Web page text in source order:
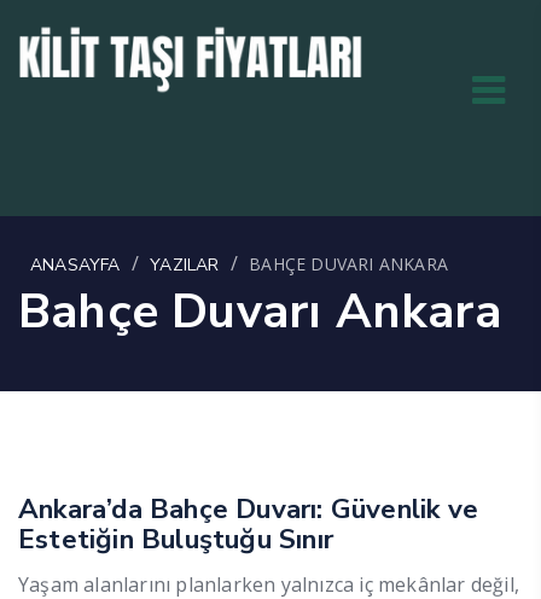
ANASAYFA / YAZILAR / BAHÇE DUVARI ANKARA
Bahçe Duvarı Ankara
Ankara’da Bahçe Duvarı: Güvenlik ve
Estetiğin Buluştuğu Sınır
Yaşam alanlarını planlarken yalnızca iç mekânlar değil,